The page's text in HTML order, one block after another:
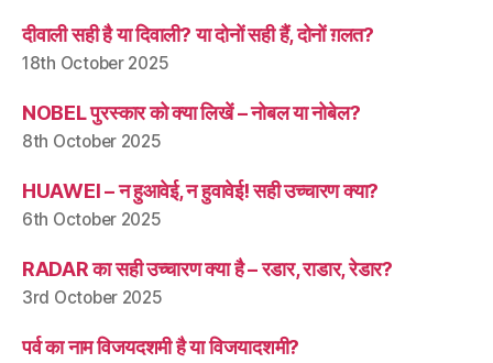
दीवाली सही है या दिवाली? या दोनों सही हैं, दोनों ग़लत?
18th October 2025
NOBEL पुरस्कार को क्या लिखें – नोबल या नोबेल?
8th October 2025
HUAWEI – न हुआवेई, न हुवावेई! सही उच्चारण क्या?
6th October 2025
RADAR का सही उच्चारण क्या है – रडार, राडार, रेडार?
3rd October 2025
पर्व का नाम विजयदशमी है या विजयादशमी?